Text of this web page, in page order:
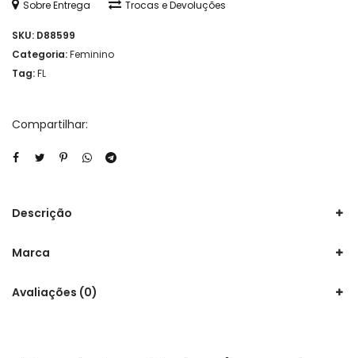
Sobre Entrega Trocas e Devoluções
SKU: D88599
Categoria:Feminino
Tag:FL
Compartilhar:
Descrição
Marca
Avaliações (0)